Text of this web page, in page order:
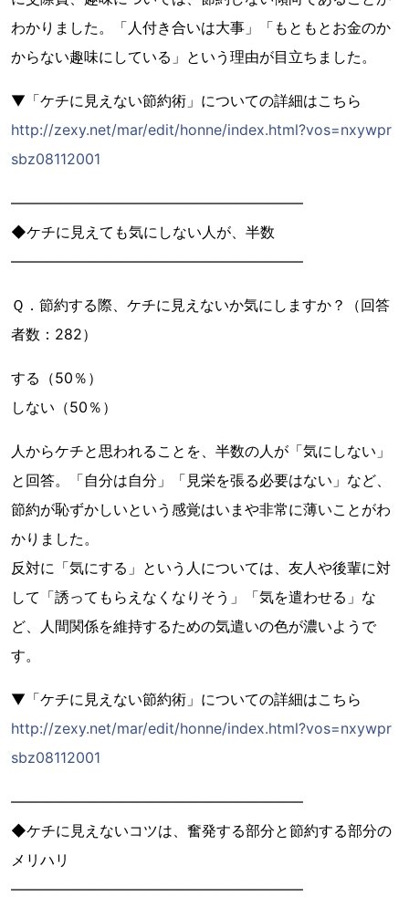
わかりました。「人付き合いは大事」「もともとお金のか
からない趣味にしている」という理由が目立ちました。
▼「ケチに見えない節約術」についての詳細はこちら
http://zexy.net/mar/edit/honne/index.html?vos=nxywpr
sbz08112001
――――――――――――――――――――
◆ケチに見えても気にしない人が、半数
――――――――――――――――――――
Ｑ．節約する際、ケチに見えないか気にしますか？（回答
者数：282）
する（50％）
しない（50％）
人からケチと思われることを、半数の人が「気にしない」
と回答。「自分は自分」「見栄を張る必要はない」など、
節約が恥ずかしいという感覚はいまや非常に薄いことがわ
かりました。
反対に「気にする」という人については、友人や後輩に対
して「誘ってもらえなくなりそう」「気を遣わせる」な
ど、人間関係を維持するための気遣いの色が濃いようで
す。
▼「ケチに見えない節約術」についての詳細はこちら
http://zexy.net/mar/edit/honne/index.html?vos=nxywpr
sbz08112001
――――――――――――――――――――
◆ケチに見えないコツは、奮発する部分と節約する部分の
メリハリ
――――――――――――――――――――